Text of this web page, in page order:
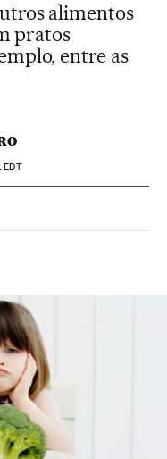
alimentos
pratos
entre as
EDT